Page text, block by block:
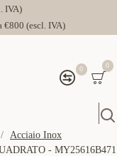
IVA)
(escl. IVA)
0 0
Acciaio Inox
- MY25616B471